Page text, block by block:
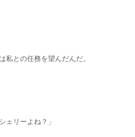
私との任務を望んだんだ。
ェリーよね？」